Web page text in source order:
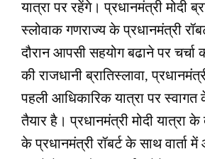
यात्रा पर रहेंगे। प्रधानमंत्री मोदी
स्‍लोवाक गणराज्‍य के प्रधानमंत्री
दौरान आपसी सहयोग बढाने पर चर्चा
की राजधानी ब्रातिस्लावा,
पहली आधिकारिक यात्रा पर स्वागत
तैयार है। प्रधानमंत्री मोदी यात्रा के
के प्रधानमंत्री रॉबर्ट के साथ वार्ता